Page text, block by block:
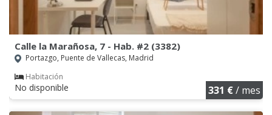
Calle la Marañosa, 7 - Hab. #2 (3382)
Portazgo, Puente de Vallecas, Madrid
Habitación
No disponible 331 €/ mes